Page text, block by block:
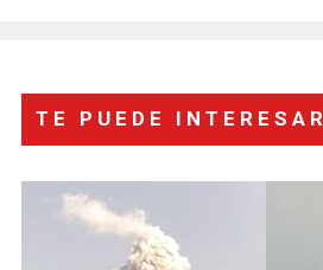
TE PUEDE INTERESAR